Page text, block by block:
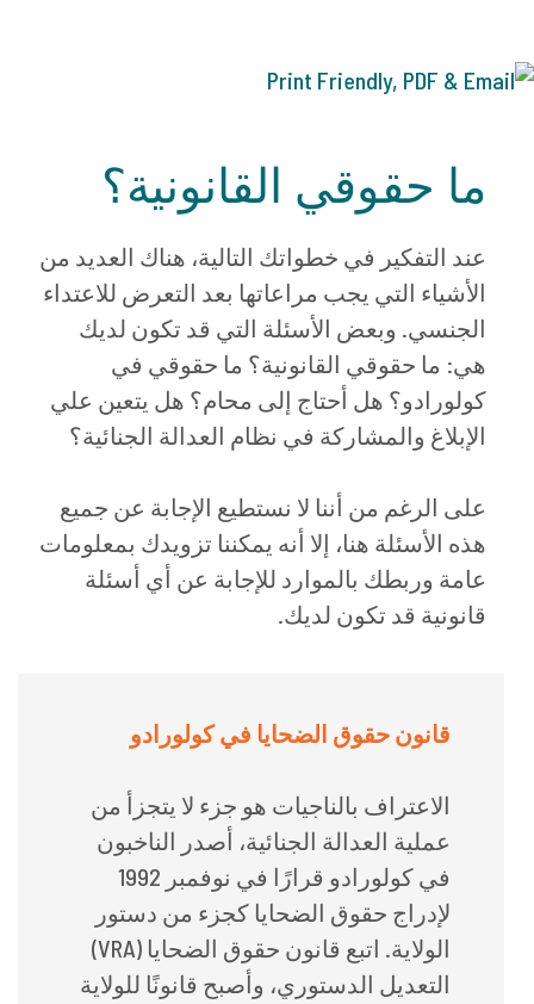
ما حقوقي القانونية؟
عند التفكير في خطواتك التالية، هناك العديد من
الأشياء التي يجب مراعاتها بعد التعرض للاعتداء
الجنسي. وبعض الأسئلة التي قد تكون لديك
هي: ما حقوقي القانونية؟ ما حقوقي في
كولورادو؟ هل أحتاج إلى محام؟ هل يتعين علي
الإبلاغ والمشاركة في نظام العدالة الجنائية؟
على الرغم من أننا لا نستطيع الإجابة عن جميع
هذه الأسئلة هنا، إلا أنه يمكننا تزويدك بمعلومات
عامة وربطك بالموارد للإجابة عن أي أسئلة
قانونية قد تكون لديك.
قانون حقوق الضحايا في كولورادو
الاعتراف بالناجيات هو جزء لا يتجزأ من
عملية العدالة الجنائية، أصدر الناخبون
في كولورادو قرارًا في نوفمبر 1992
لإدراج حقوق الضحايا كجزء من دستور
الولاية. اتبع قانون حقوق الضحايا (VRA)
التعديل الدستوري، وأصبح قانونًا للولاية